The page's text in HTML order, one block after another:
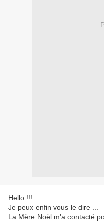
Hello !!!
Je peux enfin vous le dire ...
La Mère Noël m'a contacté